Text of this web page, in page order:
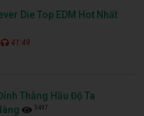
Die Top EDM Hot Nhất
41:49
Thằng Hầu Độ Ta
3497